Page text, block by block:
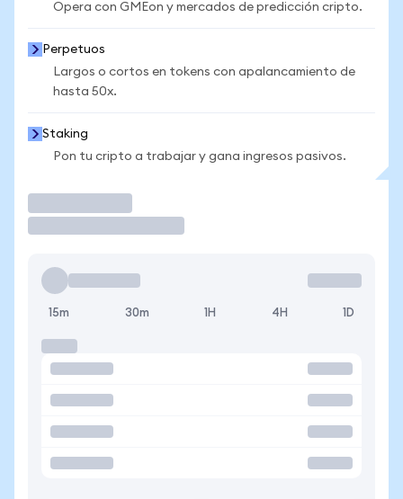
Opera con GMEon y mercados de predicción cripto.
Perpetuos
Largos o cortos en tokens con apalancamiento de
hasta 50x.
Staking
Pon tu cripto a trabajar y gana ingresos pasivos.
15m 30m 1H 4H 1D